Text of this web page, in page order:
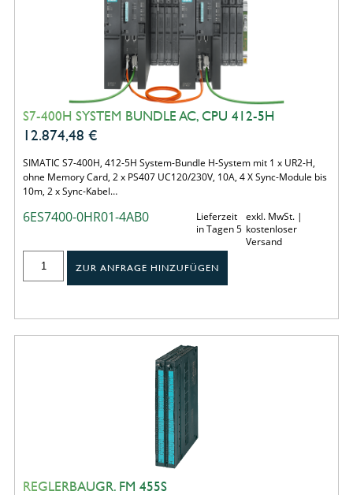
S7-400H SYSTEM BUNDLE AC, CPU 412-5H
12.874,48 €
SIMATIC S7-400H, 412-5H System-Bundle H-System mit 1 x UR2-H,
ohne Memory Card, 2 x PS407 UC120/230V, 10A, 4 X Sync-Module bis
10m, 2 x Sync-Kabel…
6ES7400-0HR01-4AB0
Lieferzeit
in Tagen 5
exkl. MwSt. |
kostenloser
Versand
ZUR ANFRAGE HINZUFÜGEN
REGLERBAUGR. FM 455S